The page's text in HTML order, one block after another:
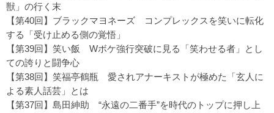
獣」の行く末
【第40回】ブラックマヨネーズ
コンプレックスを笑いに転化
する「受け止める側の覚悟」
【第39回】笑い飯 Wボケ強行突破に見る「笑わせる者」とし
ての誇りと闘争心
【第38回】笑福亭鶴瓶 愛されアナーキストが極めた「玄人に
よる素人話芸」とは
【第37回】島田紳助 “永遠の二番手”を時代のトップに押し上